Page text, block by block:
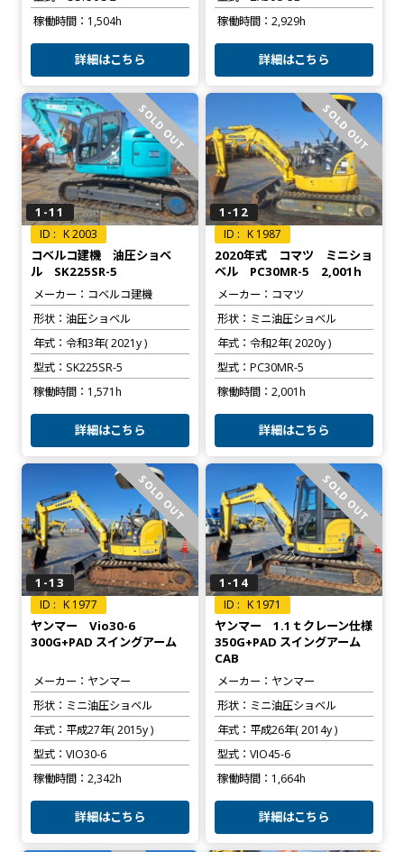
稼働時間
1,504h
詳細はこちら
稼働時間
2,929h
詳細はこちら
SOLD OUT
1-11
K 2003
コベルコ建機 油圧ショベ
ル SK225SR-5
メーカー
コベルコ建機
形状
油圧ショベル
年式
令和3年( 2021y )
型式
SK225SR-5
稼働時間
1,571h
詳細はこちら
SOLD OUT
1-12
K 1987
2020年式 コマツ ミニショ
ベル PC30MR-5 2,001h
メーカー
コマツ
形状
ミニ油圧ショベル
年式
令和2年( 2020y )
型式
PC30MR-5
稼働時間
2,001h
詳細はこちら
SOLD OUT
1-13
K 1977
ヤンマー Vio30-6
300G+PAD スイングアーム
メーカー
ヤンマー
形状
ミニ油圧ショベル
年式
平成27年( 2015y )
型式
VIO30-6
稼働時間
2,342h
詳細はこちら
SOLD OUT
1-14
K 1971
ヤンマー 1.1ｔクレーン仕様
350G+PAD スイングアーム
CAB
メーカー
ヤンマー
形状
ミニ油圧ショベル
年式
平成26年( 2014y )
型式
VIO45-6
稼働時間
1,664h
詳細はこちら